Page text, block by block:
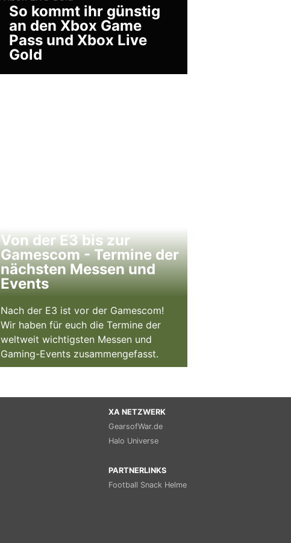
So kommt ihr günstig
an den Xbox Game
Pass und Xbox Live
Gold
Von der E3 bis zur
Gamescom - Termine der
nächsten Messen und
Events
Nach der E3 ist vor der Gamescom!
Wir haben für euch die Termine der
weltweit wichtigsten Messen und
Gaming-Events zusammengefasst.
XA NETZWERK
GearsofWar.de
Halo Universe
PARTNERLINKS
Football Snack Helme